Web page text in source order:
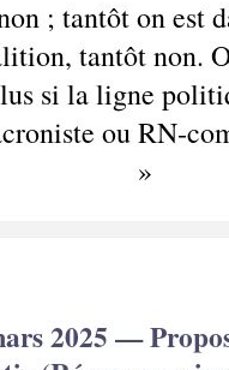
; tantôt on est
tantôt non.
si la ligne
ou
»
2025 —